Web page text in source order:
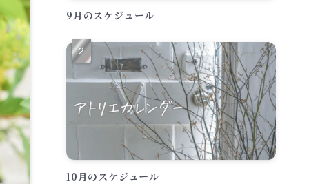
9月のスケジュール
10月のスケジュール